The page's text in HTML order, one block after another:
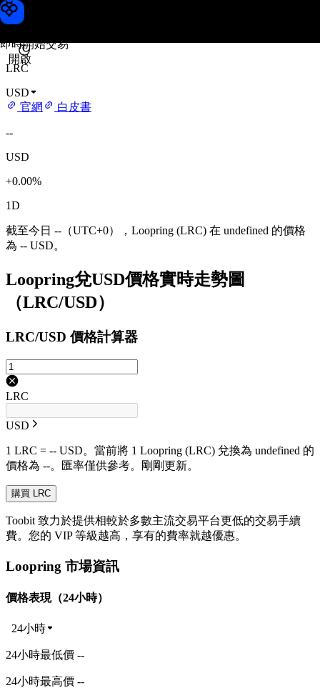
即時開始交易
開啟
Loopring 價格
LRC
USD
官網
白皮書
--
USD
+0.00%
1D
截至今日 --（UTC+0），Loopring (LRC) 在 undefined 的價格
為 -- USD。
Loopring兌USD價格實時走勢圖
（LRC/USD）
LRC/USD 價格計算器
LRC
USD
1 LRC = -- USD。當前將 1 Loopring (LRC) 兌換為 undefined 的
價格為 --。匯率僅供參考。剛剛更新。
購買 LRC
Toobit 致力於提供相較於多數主流交易平台更低的交易手續
費。您的 VIP 等級越高，享有的費率就越優惠。
Loopring 市場資訊
價格表現（24小時）
24小時
24小時最低價 --
24小時最高價 --